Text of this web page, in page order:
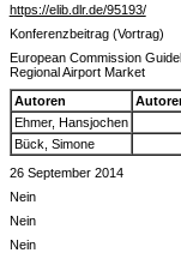
https://elib.dlr.de/95193/
Konferenzbeitrag (Vortrag)
European Commission
Regional Airport Market
Autoren
Ehmer, Hansjochen
Bück, Simone
26 September 2014
Nein
Nein
Nein